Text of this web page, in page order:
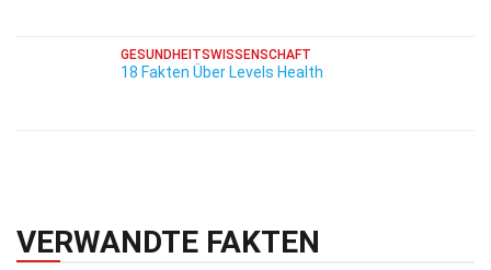
GESUNDHEITSWISSENSCHAFT
18 Fakten Über Levels Health
VERWANDTE FAKTEN